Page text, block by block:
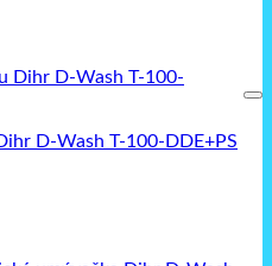
D-Wash T-100-DDE+PS